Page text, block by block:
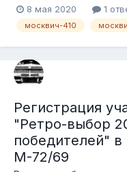
советского автопрома.
сами участники форума.
8 мая 2020 1
москвич-410
Регистрация
"Ретро-выбор
победителей"
М-72/69